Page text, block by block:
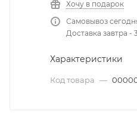
Хочу в подарок
Самовывоз
Доставка завтра -
Характеристики
Код товара —